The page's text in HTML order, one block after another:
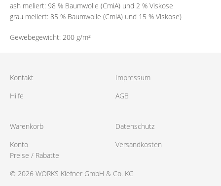
ash meliert: 98 % Baumwolle (CmiA) und 2 % Viskose
grau meliert: 85 % Baumwolle (CmiA) und 15 % Viskose)
Gewebegewicht: 200 g/m²
Kontakt
Hilfe
Impressum
AGB
Warenkorb
Konto
Datenschutz
Versandkosten
Preise / Rabatte
© 2026 WORKS Kiefner GmbH & Co. KG